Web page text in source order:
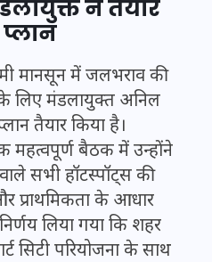
ने तैयार
मानसून में जलभराव की
लिए मंडलायुक्त अनिल
तैयार किया है।
बैठक में उन्होंने
सभी हॉटस्पॉट्स की
प्राथमिकता के आधार
लिया गया कि शहर
सिटी परियोजना के साथ